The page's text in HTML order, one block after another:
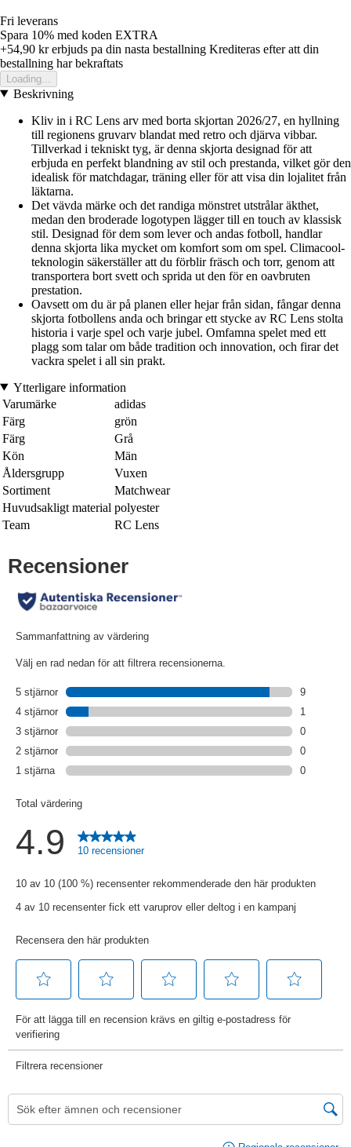
Fri leverans
Spara 10% med koden EXTRA
+54,90 krerbjuds pa din nasta bestallning Krediteras efter att din
bestallning har bekraftats
Loading...
Beskrivning
Kliv in i RC Lens arv med borta skjortan 2026/27, en hyllning
till regionens gruvarv blandat med retro och djärva vibbar.
Tillverkad i tekniskt tyg, är denna skjorta designad för att
erbjuda en perfekt blandning av stil och prestanda, vilket gör den
idealisk för matchdagar, träning eller för att visa din lojalitet från
läktarna.
Det vävda märke och det randiga mönstret utstrålar äkthet,
medan den broderade logotypen lägger till en touch av klassisk
stil. Designad för dem som lever och andas fotboll, handlar
denna skjorta lika mycket om komfort som om spel. Climacool-
teknologin säkerställer att du förblir fräsch och torr, genom att
transportera bort svett och sprida ut den för en oavbruten
prestation.
Oavsett om du är på planen eller hejar från sidan, fångar denna
skjorta fotbollens anda och bringar ett stycke av RC Lens stolta
historia i varje spel och varje jubel. Omfamna spelet med ett
plagg som talar om både tradition och innovation, och firar det
vackra spelet i all sin prakt.
Ytterligare information
Varumärke
adidas
Färg
grön
Färg
Grå
Kön
Män
Åldersgrupp
Vuxen
Sortiment
Matchwear
Huvudsakligt material polyester
Team
RC Lens